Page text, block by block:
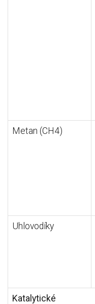
Metan (CH4)
Uhlovodíky
Katalytické